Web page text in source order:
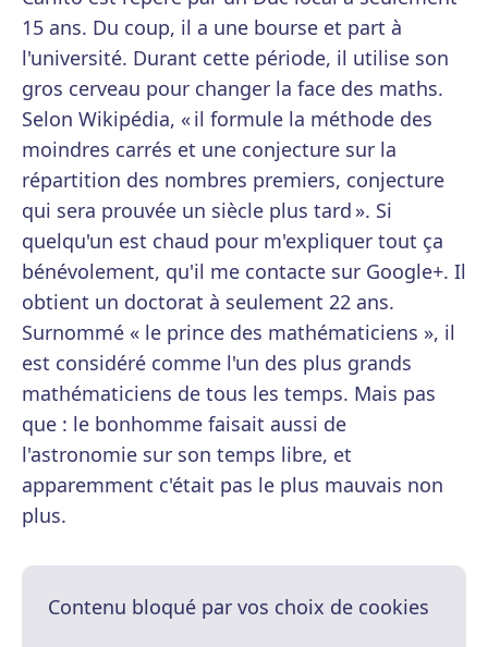
15 ans. Du coup, il a une bourse et part à
l'université. Durant cette période, il utilise son
gros cerveau pour changer la face des maths.
Selon Wikipédia, « il formule la méthode des
moindres carrés et une conjecture sur la
répartition des nombres premiers, conjecture
qui sera prouvée un siècle plus tard ». Si
quelqu'un est chaud pour m'expliquer tout ça
bénévolement, qu'il me contacte sur Google+. Il
obtient un doctorat à seulement 22 ans.
Surnommé « le prince des mathématiciens », il
est considéré comme l'un des plus grands
mathématiciens de tous les temps. Mais pas
que : le bonhomme faisait aussi de
l'astronomie sur son temps libre, et
apparemment c'était pas le plus mauvais non
plus.
Contenu bloqué par vos choix de cookies